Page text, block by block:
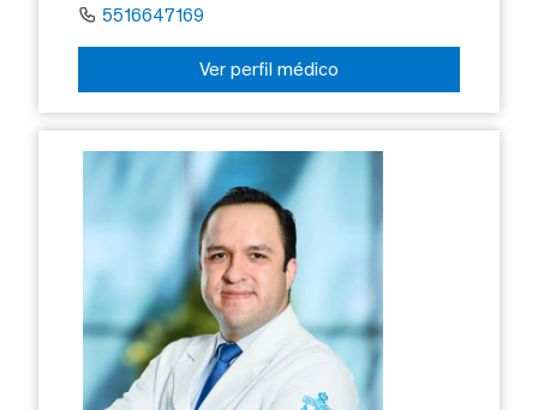
5516647169
Ver perfil médico